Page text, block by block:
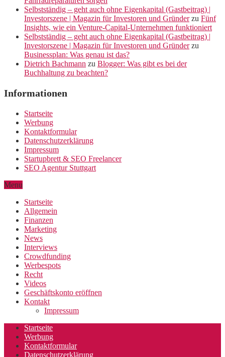
Selbstständig – geht auch ohne Eigenkapital (Gastbeitrag) |
Investorszene | Magazin für Investoren und Gründerzu Fünf
Insights, wie ein Venture-Capital-Unternehmen funktioniert
Selbstständig – geht auch ohne Eigenkapital (Gastbeitrag) |
Investorszene | Magazin für Investoren und Gründerzu
Businessplan: Was genau ist das?
Dietrich Bachmann zu Blogger: Was gibt es bei der
Buchhaltung zu beachten?
Informationen
Startseite
Werbung
Kontaktformular
Datenschutzerklärung
Impressum
Startupbrett & SEO Freelancer
SEO Agentur Stuttgart
Menu
Startseite
Allgemein
Finanzen
Marketing
News
Interviews
Crowdfunding
Werbespots
Recht
Videos
Geschäftskonto eröffnen
Kontakt
Impressum
Startseite
Werbung
Kontaktformular
Datenschutzerklärung